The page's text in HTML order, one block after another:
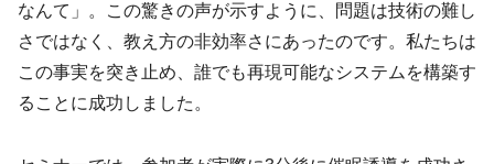
なんて」。この驚きの声が示すように、問題は技術の難し
さではなく、教え方の非効率さにあったのです。私たちは
この事実を突き止め、誰でも再現可能なシステムを構築す
ることに成功しました。